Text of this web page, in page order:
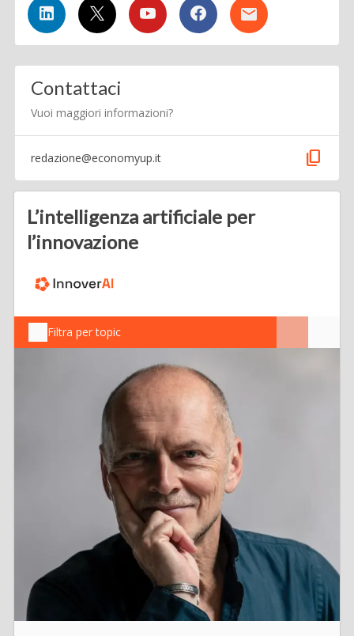
Contattaci
Vuoi maggiori informazioni?
redazione@economyup.it content_copy
L’intelligenza artificiale per
l’innovazione
Filtra per topic